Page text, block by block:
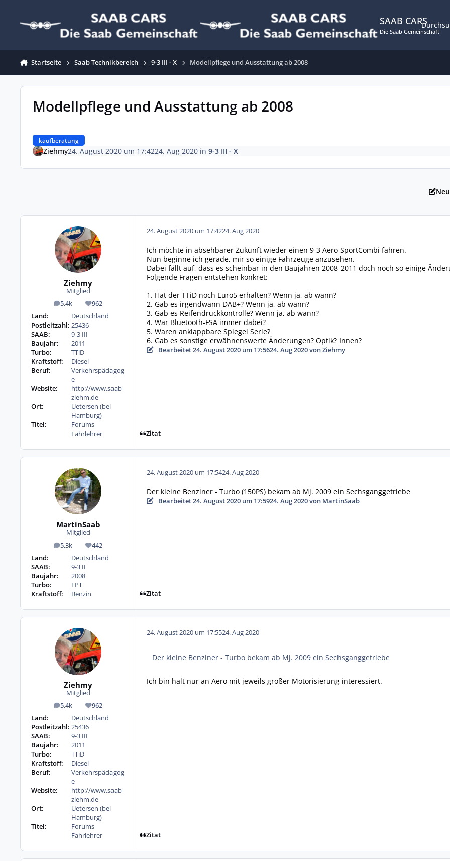
SAAB CARS
Die Saab Gemeinschaft
Startseite Saab Technikbereich 9-3 III - X Modellpflege und Ausstattung ab 2008
Modellpflege und Ausstattung ab 2008
kaufberatung
Ziehmy24. August 2020 um 17:4224. Aug 2020in 9-3 III - X
Ziehmy
Mitglied
5,4k
Beiträge 962
Reputation
Land:
Deutschland
Postleitzahl: 25436
SAAB:
9-3 III
Baujahr:
2011
Turbo:
TTiD
Kraftstoff:
Diesel
Beruf:
Verkehrspädagog
e
Website:
http://www.saab-
ziehm.de
Ort:
Uetersen (bei
Hamburg)
Titel:
Forums-
Fahrlehrer
24. August 2020 um 17:4224. Aug 2020
Ich möchte in absehbarer Zukunft wieder einen 9-3 Aero SportCombi fahren.
Nun beginne ich gerade, mir so einige Fahrzeuge anzusehen.
Dabei fällt auf, dass es scheinbar in den Baujahren 2008-2011 doch noch so einige
Folgende Fragen entstehen konkret:
1. Hat der TTiD noch Euro5 erhalten? Wenn ja, ab wann?
2. Gab es irgendwann DAB+? Wenn ja, ab wann?
3. Gab es Reifendruckkontrolle? Wenn ja, ab wann?
4. War Bluetooth-FSA immer dabei?
5. Waren anklappbare Spiegel Serie?
6. Gab es sonstige erwähnenswerte Änderungen? Optik? Innen?
Bearbeitet24. August 2020 um 17:5624. Aug 2020von Ziehmy
Zitat
MartinSaab
Mitglied
5,3k
Beiträge 442
Reputation
Land:
Deutschland
SAAB:
9-3 II
Baujahr:
2008
Turbo:
FPT
Kraftstoff:
Benzin
24. August 2020 um 17:5424. Aug 2020
Der kleine Benziner - Turbo (150PS) bekam ab Mj. 2009 ein Sechsganggetriebe
Bearbeitet24. August 2020 um 17:5924. Aug 2020von MartinSaab
Zitat
Ziehmy
Mitglied
5,4k
Beiträge 962
Reputation
Land:
Deutschland
Postleitzahl: 25436
SAAB:
9-3 III
Baujahr:
2011
Turbo:
TTiD
Kraftstoff:
Diesel
Beruf:
Verkehrspädagog
e
Website:
http://www.saab-
ziehm.de
Ort:
Uetersen (bei
Hamburg)
Titel:
Forums-
Fahrlehrer
24. August 2020 um 17:5524. Aug 2020
Der kleine Benziner - Turbo bekam ab Mj. 2009 ein Sechsganggetriebe
Ich bin halt nur an Aero mit jeweils großer Motorisierung interessiert.
Zitat